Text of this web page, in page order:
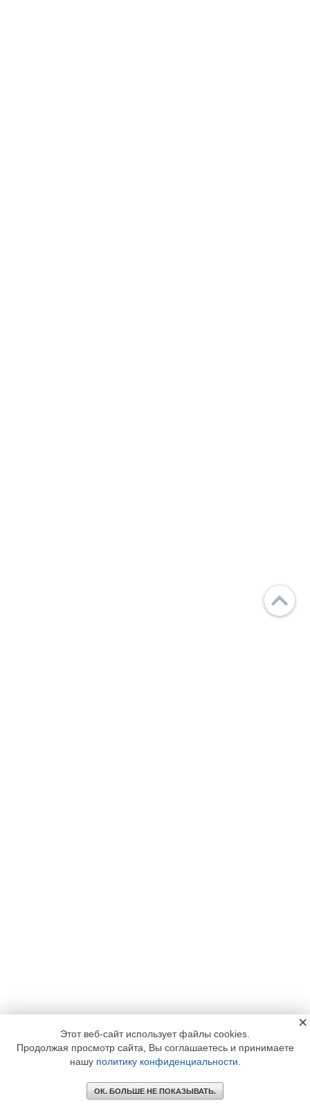
Этот веб-сайт использует файлы cookies.
Продолжая просмотр сайта, Вы соглашаетесь и принимаете
нашу политику конфиденциальности
ОК. БОЛЬШЕ НЕ ПОКАЗЫВАТЬ.
×